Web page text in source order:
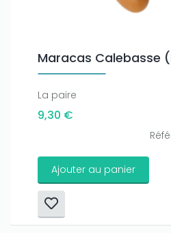
Maracas Calebasse
La paire
9,30 €
Ajouter au panier